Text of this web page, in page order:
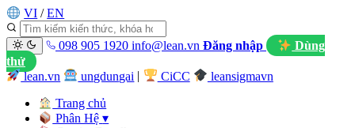
VI / EN
098 905 1920 info@lean.vn Đăng nhập
Dùng
thử
lean.vn
ungdungai CiCC leansigmavn
Trang chủ
Phân Hệ▾